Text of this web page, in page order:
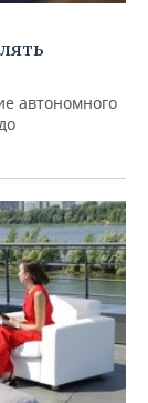
автономного